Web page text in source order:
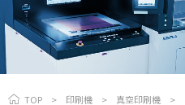
TOP 印刷機 真空印刷機